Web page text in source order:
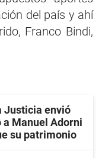
del país y ahí
Franco Bindi,
Justicia envió
Manuel Adorni
su patrimonio